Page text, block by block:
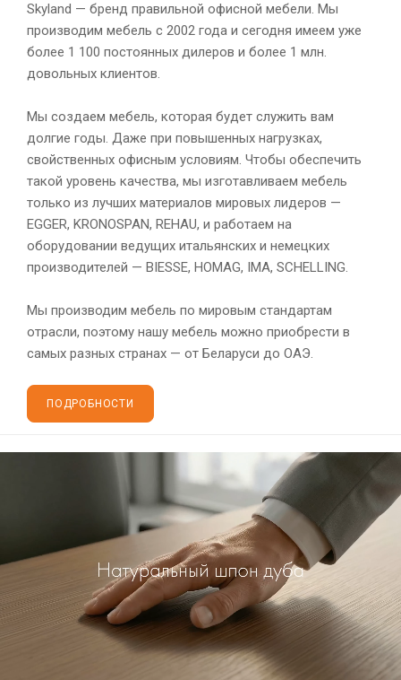
Skyland — бренд правильной офисной мебели. Мы
производим мебель с 2002 года и сегодня имеем уже
более 1 100 постоянных дилеров и более 1 млн.
довольных клиентов.
Мы создаем мебель, которая будет служить вам
долгие годы. Даже при повышенных нагрузках,
свойственных офисным условиям. Чтобы обеспечить
такой уровень качества, мы изготавливаем мебель
только из лучших материалов мировых лидеров —
EGGER, KRONOSPAN, REHAU, и работаем на
оборудовании ведущих итальянских и немецких
производителей — BIESSE, HOMAG, IMA, SCHELLING.
Мы производим мебель по мировым стандартам
отрасли, поэтому нашу мебель можно приобрести в
самых разных странах — от Беларуси до ОАЭ.
ПОДРОБНОСТИ